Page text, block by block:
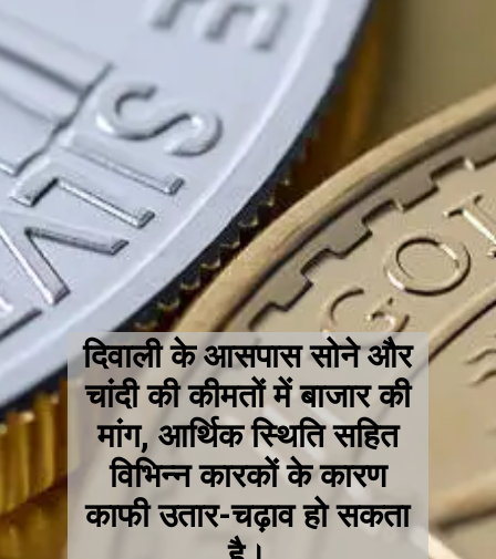
दिवाली के आसपास सोने और
चांदी की कीमतों में बाजार की
मांग, आर्थिक स्थिति सहित
विभिन्न कारकों के कारण
काफी उतार-चढ़ाव हो सकता